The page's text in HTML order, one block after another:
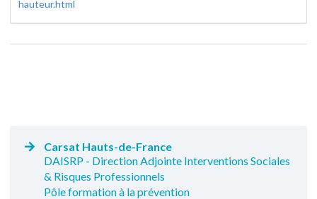
hauteur.html
Carsat Hauts-de-France
DAISRP - Direction Adjointe Interventions Sociales
& Risques Professionnels
Pôle formation à la prévention